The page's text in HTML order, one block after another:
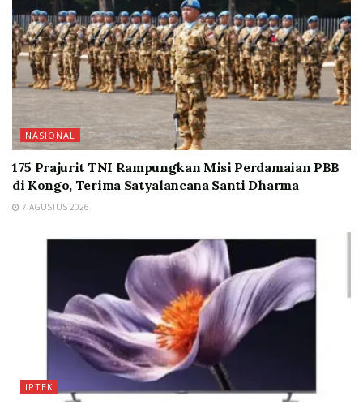
NASIONAL
175 Prajurit TNI Rampungkan Misi Perdamaian PBB
di Kongo, Terima Satyalancana Santi Dharma
7 AGUSTUS 2026
IPTEK